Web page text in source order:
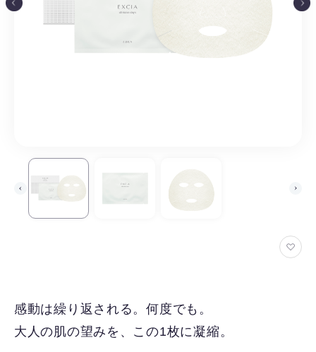
お
感動は繰り返される。何度でも。
大人の肌の望みを、この1枚に凝縮。